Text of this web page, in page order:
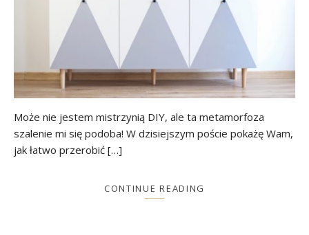
Może nie jestem mistrzynią DIY, ale ta metamorfoza
szalenie mi się podoba! W dzisiejszym poście pokażę Wam,
jak łatwo przerobić […]
CONTINUE READING